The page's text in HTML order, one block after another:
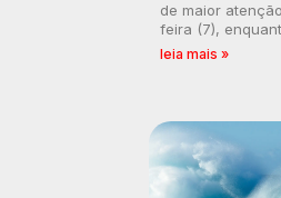
de maior
feira (7),
também recebe
leia mais »